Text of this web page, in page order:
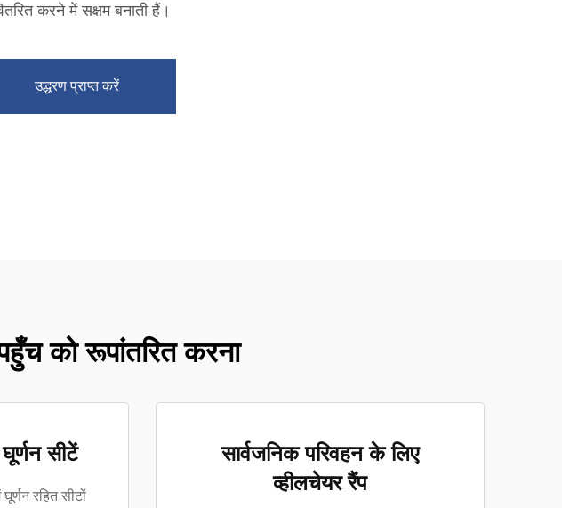
करने में सक्षम बनाती हैं।
उद्धरण प्राप्त करें
को रूपांतरित करना
सीटें
रहित सीटों
सार्वजनिक परिवहन के लिए
व्हीलचेयर रैंप